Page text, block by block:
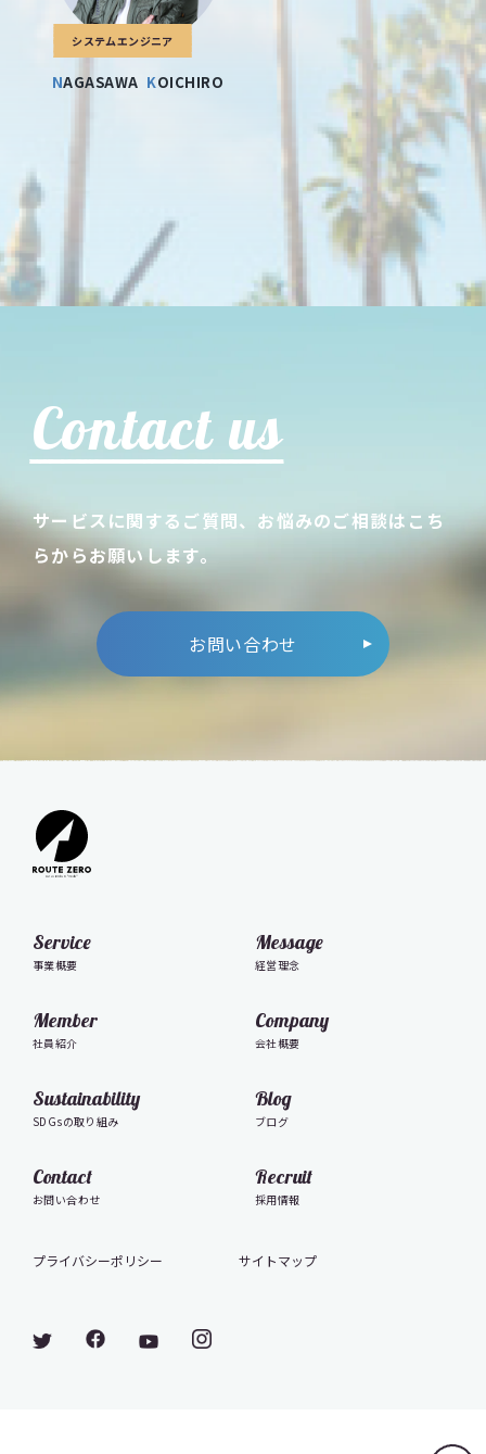
システムエンジニア
NAGASAWA KOICHIRO
Contact us
サービスに関するご質問、お悩みのご相談はこち
らからお願いします。
お問い合わせ
Service
事業概要
Message
経営理念
Member
社員紹介
Company
会社概要
Sustainability
SDGsの取り組み
Blog
ブログ
Contact
お問い合わせ
Recruit
採用情報
プライバシーポリシー サイトマップ